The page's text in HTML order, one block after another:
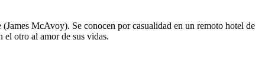
McAvoy). Se conocen por casualidad en un remoto hotel de
el otro al amor de sus vidas.